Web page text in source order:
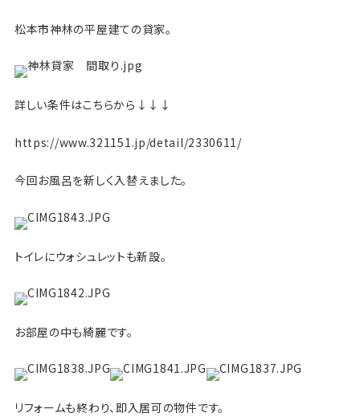
松本市神林の平屋建ての貸家。
詳しい条件はこちらから↓↓↓
https://www.321151.jp/detail/2330611/
今回お風呂を新しく入替えました。
トイレにウォシュレットも新設。
お部屋の中も綺麗です。
リフォームも終わり、即入居可の物件です。